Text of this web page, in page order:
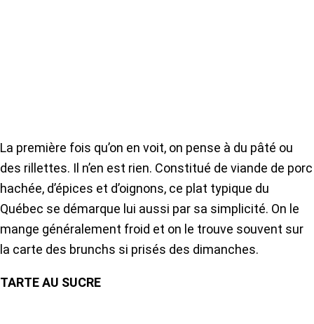
La première fois qu’on en voit, on pense à du pâté ou
des rillettes. Il n’en est rien. Constitué de viande de porc
hachée, d’épices et d’oignons, ce plat typique du
Québec se démarque lui aussi par sa simplicité. On le
mange généralement froid et on le trouve souvent sur
la carte des brunchs si prisés des dimanches.
TARTE AU SUCRE